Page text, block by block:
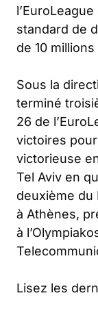
standard de
de 10 millions
Sous la
terminé
26 de
victoires
victorieuse
Tel Aviv en
deuxième du
à Athènes,
à
Lisez les